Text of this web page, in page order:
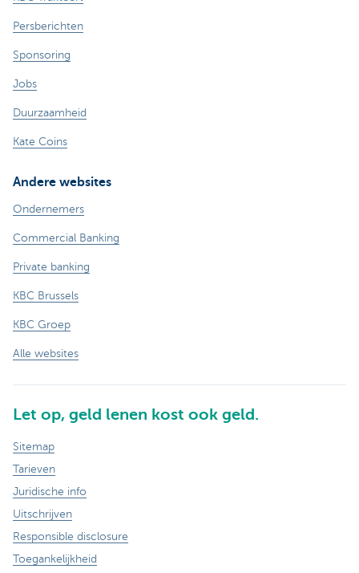
Persberichten
Sponsoring
Jobs
Duurzaamheid
Kate Coins
Andere websites
Ondernemers
Commercial Banking
Private banking
KBC Brussels
KBC Groep
Alle websites
Let op, geld lenen kost ook geld.
Sitemap
Tarieven
Juridische info
Uitschrijven
Responsible disclosure
Toegankelijkheid